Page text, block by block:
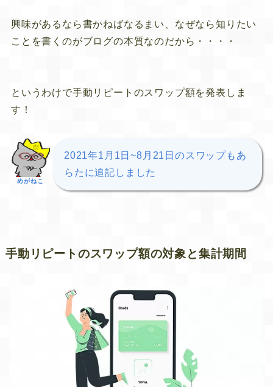
興味があるなら書かねばなるまい、なぜなら知りたい
ことを書くのがブログの本質なのだから・・・・
というわけで手動リピートのスワップ額を発表しま
す！
めがねこ
2021年1月1日~8月21日のスワップもあ
らたに追記しました
手動リピートのスワップ額の対象と集計期間